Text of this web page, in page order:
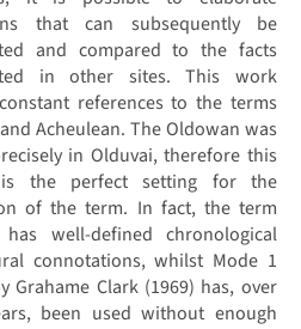
that can subsequently be
and compared to the facts
in other sites. This work
references to the terms
Acheulean. The Oldowan was
in Olduvai, therefore this
the perfect setting for the
of the term. In fact, the term
has well-defined chronological
connotations, whilst Mode 1
Grahame Clark (1969) has, over
been used without enough